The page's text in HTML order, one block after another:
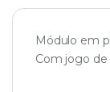
Módulo em
Com jogo de